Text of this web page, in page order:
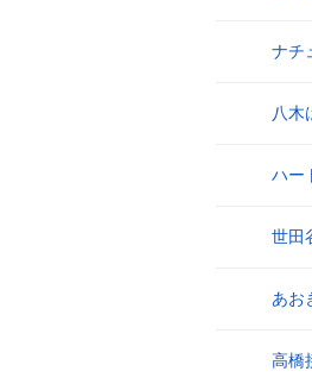
ナチ
八木
ハー
世田
あお
高橋